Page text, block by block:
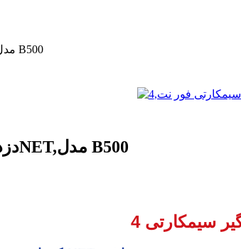
دزدگیر اماکن سیمکارتی فور نت,4NET,مدل B500
دزدگیر اماکن سیمکارتی فور نت,4NET,مدل B500